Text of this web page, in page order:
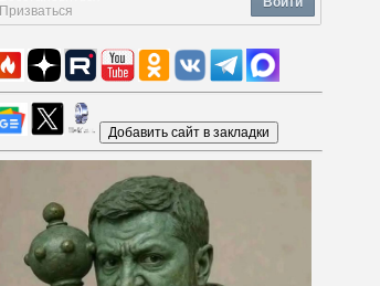
Призваться